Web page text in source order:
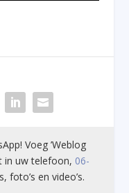
Voeg ’Weblog
in uw telefoon, 06-
foto’s en video’s.